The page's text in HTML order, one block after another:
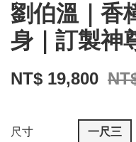
劉伯溫｜香
身｜訂製神
NT$ 19,800
尺寸 一尺三